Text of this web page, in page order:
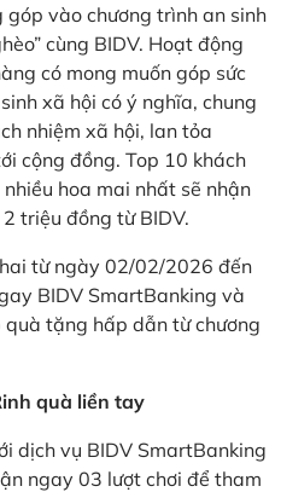
vào chương trình an sinh
cùng BIDV. Hoạt động
có mong muốn góp sức
xã hội có ý nghĩa, chung
nhiệm xã hội, lan tỏa
cộng đồng. Top 10 khách
hoa mai nhất sẽ nhận
triệu đồng từ BIDV.
từ ngày 02/02/2026 đến
BIDV SmartBanking và
tặng hấp dẫn từ chương
quà liền tay
dịch vụ BIDV SmartBanking
ngay 03 lượt chơi để tham